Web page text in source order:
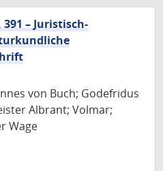
– Juristisch-
von Buch; Godefridus
Albrant; Volmar;
Wage